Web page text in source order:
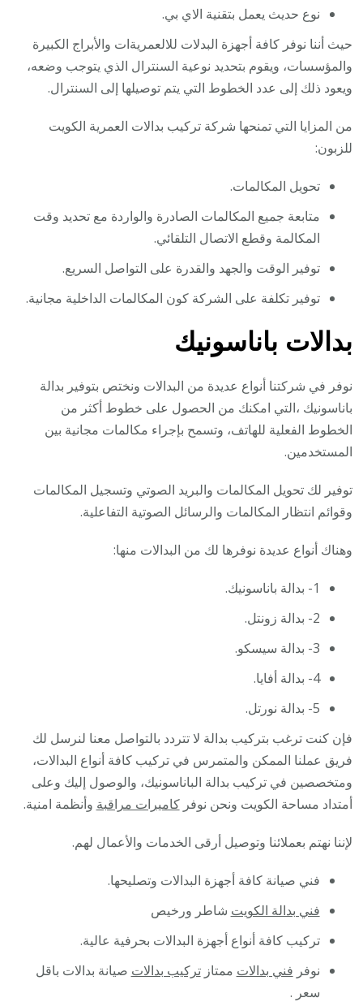
نوع حديث يعمل بتقنية الاي بي.
حيث أننا نوفر كافة أجهزة البدلات للالعمريةات والأبراج الكبيرة
والمؤسسات، ويقوم بتحديد نوعية السنترال الذي يتوجب وضعه،
ويعود ذلك إلى عدد الخطوط التي يتم توصيلها إلى السنترال.
من المزايا التي تمنحها شركة تركيب بدالات العمرية الكويت
للزبون:
تحويل المكالمات.
متابعة جميع المكالمات الصادرة والواردة مع تحديد وقت
المكالمة وقطع الاتصال التلقائي.
توفير الوقت والجهد والقدرة على التواصل السريع.
توفير تكلفة على الشركة كون المكالمات الداخلية مجانية.
بدالات باناسونيك
نوفر في شركتنا أنواع عديدة من البدالات ونختص بتوفير بدالة
باناسونيك ،التي امكنك من الحصول على خطوط أكثر من
الخطوط الفعلية للهاتف، وتسمح بإجراء مكالمات مجانية بين
المستخدمين.
توفير لك تحويل المكالمات والبريد الصوتي وتسجيل المكالمات
وقوائم انتظار المكالمات والرسائل الصوتية التفاعلية.
وهناك أنواع عديدة نوفرها لك من البدالات منها:
1- بدالة باناسونيك.
2- بدالة زونتل.
3- بدالة سيسكو.
4- بدالة أفايا.
5- بدالة نورتل.
فإن كنت ترغب بتركيب بدالة لا تتردد بالتواصل معنا لنرسل لك
فريق عملنا الممكن والمتمرس في تركيب كافة أنواع البدالات،
ومتخصصين في تركيب بدالة الباناسونيك، والوصول إليك وعلى
أمتداد مساحة الكويت ونحن نوفركاميرات مراقبة وأنظمة امنية.
لإننا نهتم بعملائنا وتوصيل أرقى الخدمات والأعمال لهم.
فني صيانة كافة أجهزة البدالات وتصليحها.
فني بدالة الكويت شاطر ورخيص
تركيب كافة أنواع أجهزة البدالات بحرفية عالية.
نوفر فني بدالات ممتازتركيب بدالات صيانة بدالات باقل
سعر .